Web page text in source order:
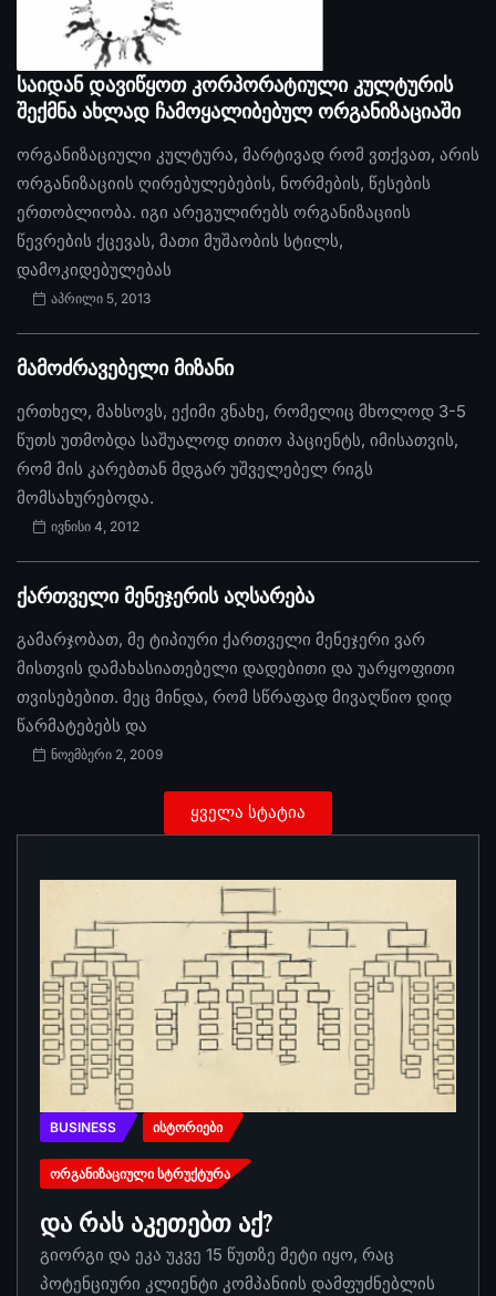
საიდან დავიწყოთ კორპორატიული კულტურის
შექმნა ახლად ჩამოყალიბებულ ორგანიზაციაში
ორგანიზაციული კულტურა, მარტივად რომ ვთქვათ, არის
ორგანიზაციის ღირებულებების, ნორმების, წესების
ერთობლიობა. იგი არეგულირებს ორგანიზაციის
წევრების ქცევას, მათი მუშაობის სტილს,
დამოკიდებულებას
აპრილი 5, 2013
მამოძრავებელი მიზანი
ერთხელ, მახსოვს, ექიმი ვნახე, რომელიც მხოლოდ 3-5
წუთს უთმობდა საშუალოდ თითო პაციენტს, იმისათვის,
რომ მის კარებთან მდგარ უშველებელ რიგს
მომსახურებოდა.
ივნისი 4, 2012
ქართველი მენეჯერის აღსარება
გამარჯობათ, მე ტიპიური ქართველი მენეჯერი ვარ
მისთვის დამახასიათებელი დადებითი და უარყოფითი
თვისებებით. მეც მინდა, რომ სწრაფად მივაღწიო დიდ
წარმატებებს და
ნოემბერი 2, 2009
ყველა სტატია
BUSINESS ᲘᲡᲢᲝᲠᲘᲔᲑᲘ
ᲝᲠᲒᲐᲜᲘᲖᲐᲪᲘᲣᲚᲘ ᲡᲢᲠᲣᲥᲢᲣᲠᲐ
და რას აკეთებთ აქ?
გიორგი და ეკა უკვე 15 წუთზე მეტი იყო, რაც
პოტენციური კლიენტი კომპანიის დამფუძნებლის